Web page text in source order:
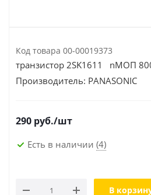
Код товара 00-00019373
транзистор 2SK1611 nМОП
Производитель: PANASONIC
290 руб./шт
Есть в наличии (4)
В